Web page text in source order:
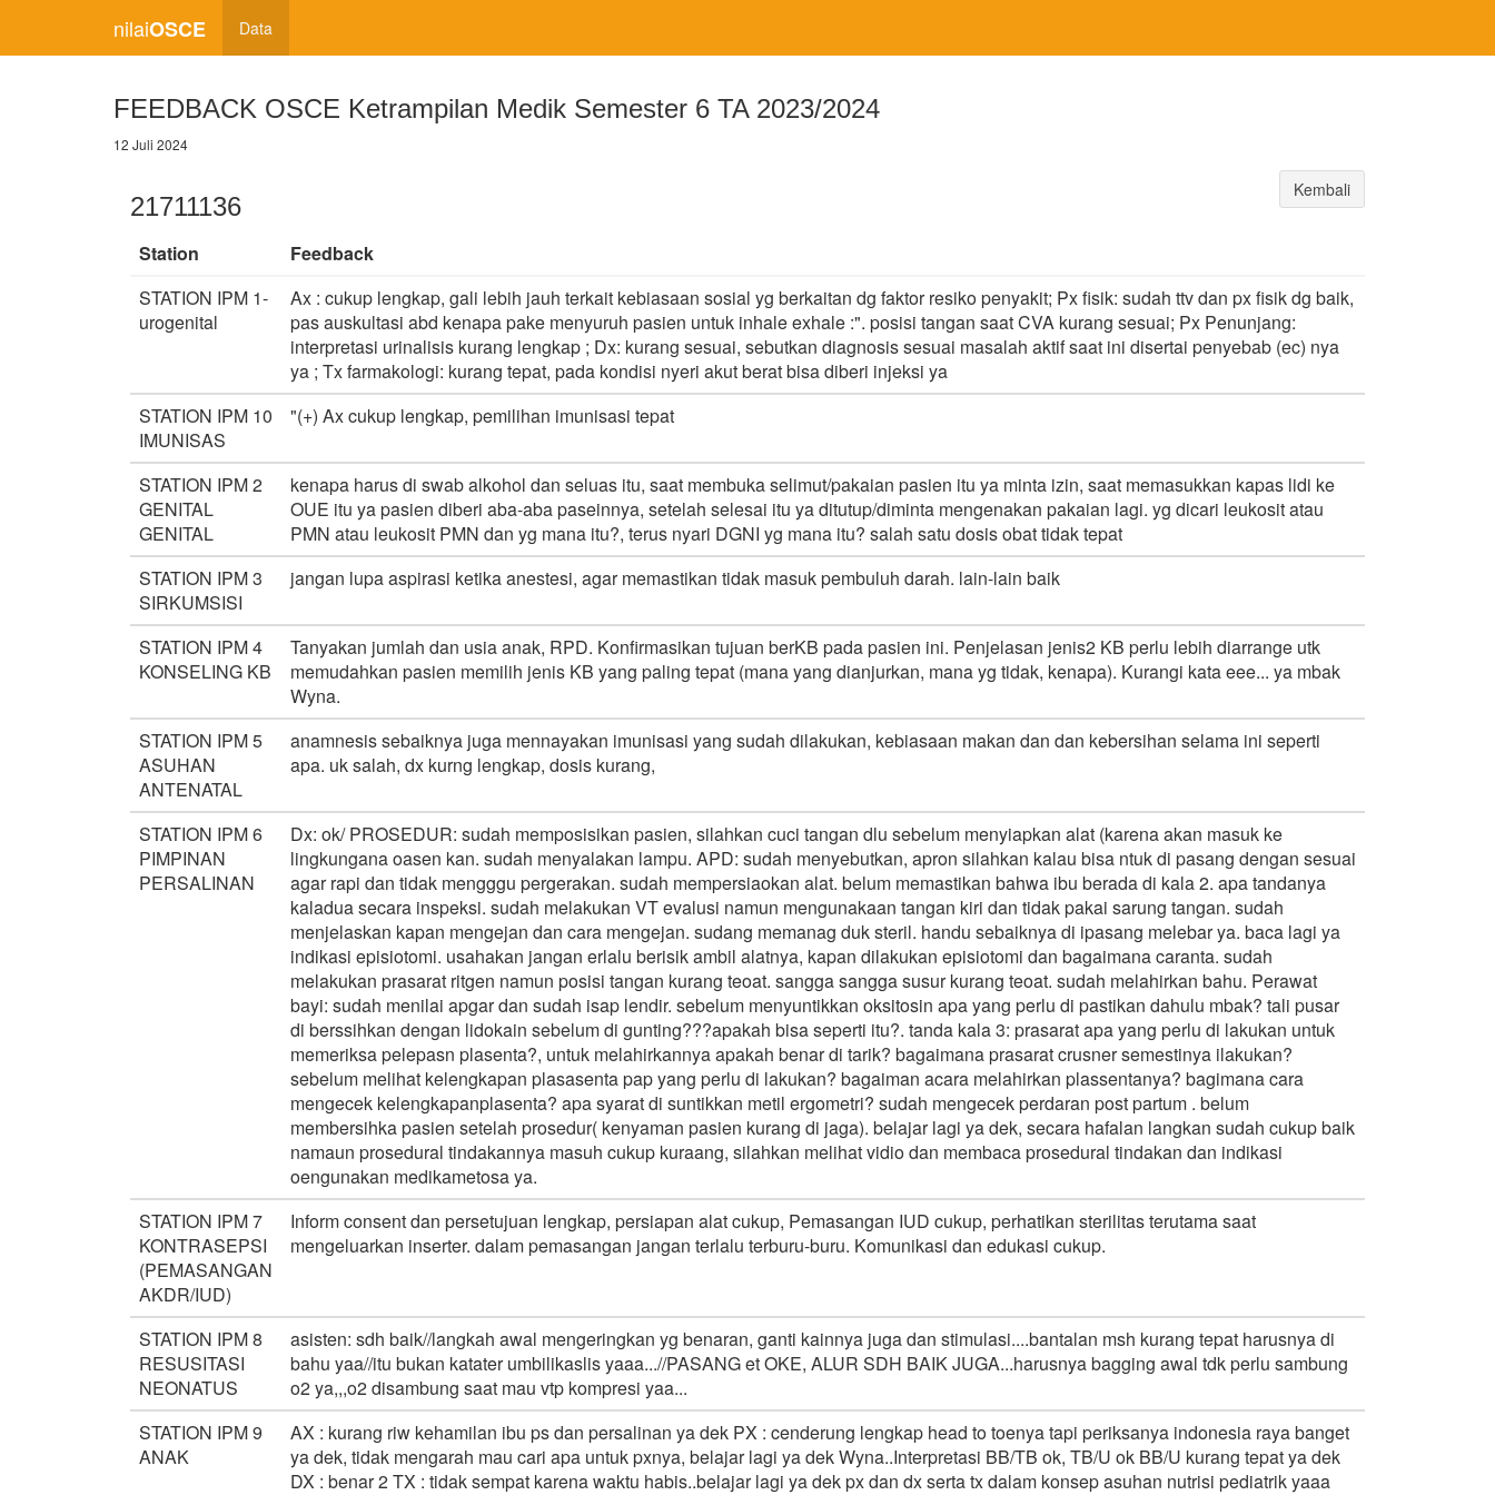
nilaiOSCE Data
FEEDBACK OSCE Ketrampilan Medik Semester 6 TA 2023/2024
12 Juli 2024
21711136
Kembali
Station
Feedback
STATION IPM 1-
urogenital
Ax : cukup lengkap, gali lebih jauh terkait kebiasaan sosial yg berkaitan dg faktor resiko penyakit; Px fisik: sudah ttv dan px fisik dg baik,
pas auskultasi abd kenapa pake menyuruh pasien untuk inhale exhale :". posisi tangan saat CVA kurang sesuai; Px Penunjang:
interpretasi urinalisis kurang lengkap ; Dx: kurang sesuai, sebutkan diagnosis sesuai masalah aktif saat ini disertai penyebab (ec) nya
ya ; Tx farmakologi: kurang tepat, pada kondisi nyeri akut berat bisa diberi injeksi ya
STATION IPM 10
IMUNISAS
"(+) Ax cukup lengkap, pemilihan imunisasi tepat
STATION IPM 2
GENITAL
GENITAL
kenapa harus di swab alkohol dan seluas itu, saat membuka selimut/pakaian pasien itu ya minta izin, saat memasukkan kapas lidi ke
OUE itu ya pasien diberi aba-aba paseinnya, setelah selesai itu ya ditutup/diminta mengenakan pakaian lagi. yg dicari leukosit atau
PMN atau leukosit PMN dan yg mana itu?, terus nyari DGNI yg mana itu? salah satu dosis obat tidak tepat
STATION IPM 3
SIRKUMSISI
jangan lupa aspirasi ketika anestesi, agar memastikan tidak masuk pembuluh darah. lain-lain baik
STATION IPM 4
KONSELING KB
Tanyakan jumlah dan usia anak, RPD. Konfirmasikan tujuan berKB pada pasien ini. Penjelasan jenis2 KB perlu lebih diarrange utk
memudahkan pasien memilih jenis KB yang paling tepat (mana yang dianjurkan, mana yg tidak, kenapa). Kurangi kata eee... ya mbak
Wyna.
STATION IPM 5
ASUHAN
ANTENATAL
anamnesis sebaiknya juga mennayakan imunisasi yang sudah dilakukan, kebiasaan makan dan dan kebersihan selama ini seperti
apa. uk salah, dx kurng lengkap, dosis kurang,
STATION IPM 6
PIMPINAN
PERSALINAN
Dx: ok/ PROSEDUR: sudah memposisikan pasien, silahkan cuci tangan dlu sebelum menyiapkan alat (karena akan masuk ke
lingkungana oasen kan. sudah menyalakan lampu. APD: sudah menyebutkan, apron silahkan kalau bisa ntuk di pasang dengan sesuai
agar rapi dan tidak mengggu pergerakan. sudah mempersiaokan alat. belum memastikan bahwa ibu berada di kala 2. apa tandanya
kaladua secara inspeksi. sudah melakukan VT evalusi namun mengunakaan tangan kiri dan tidak pakai sarung tangan. sudah
menjelaskan kapan mengejan dan cara mengejan. sudang memanag duk steril. handu sebaiknya di ipasang melebar ya. baca lagi ya
indikasi episiotomi. usahakan jangan erlalu berisik ambil alatnya, kapan dilakukan episiotomi dan bagaimana caranta. sudah
melakukan prasarat ritgen namun posisi tangan kurang teoat. sangga sangga susur kurang teoat. sudah melahirkan bahu. Perawat
bayi: sudah menilai apgar dan sudah isap lendir. sebelum menyuntikkan oksitosin apa yang perlu di pastikan dahulu mbak? tali pusar
di berssihkan dengan lidokain sebelum di gunting???apakah bisa seperti itu?. tanda kala 3: prasarat apa yang perlu di lakukan untuk
memeriksa pelepasn plasenta?, untuk melahirkannya apakah benar di tarik? bagaimana prasarat crusner semestinya ilakukan?
sebelum melihat kelengkapan plasasenta pap yang perlu di lakukan? bagaiman acara melahirkan plassentanya? bagimana cara
mengecek kelengkapanplasenta? apa syarat di suntikkan metil ergometri? sudah mengecek perdaran post partum . belum
membersihka pasien setelah prosedur( kenyaman pasien kurang di jaga). belajar lagi ya dek, secara hafalan langkan sudah cukup baik
namaun prosedural tindakannya masuh cukup kuraang, silahkan melihat vidio dan membaca prosedural tindakan dan indikasi
oengunakan medikametosa ya.
STATION IPM 7
KONTRASEPSI
(PEMASANGAN
AKDR/IUD)
Inform consent dan persetujuan lengkap, persiapan alat cukup, Pemasangan IUD cukup, perhatikan sterilitas terutama saat
mengeluarkan inserter. dalam pemasangan jangan terlalu terburu-buru. Komunikasi dan edukasi cukup.
STATION IPM 8
RESUSITASI
NEONATUS
asisten: sdh baik//langkah awal mengeringkan yg benaran, ganti kainnya juga dan stimulasi....bantalan msh kurang tepat harusnya di
bahu yaa//itu bukan katater umbilikaslis yaaa...//PASANG et OKE, ALUR SDH BAIK JUGA...harusnya bagging awal tdk perlu sambung
o2 ya,,,o2 disambung saat mau vtp kompresi yaa...
STATION IPM 9
ANAK
AX : kurang riw kehamilan ibu ps dan persalinan ya dek PX : cenderung lengkap head to toenya tapi periksanya indonesia raya banget
ya dek, tidak mengarah mau cari apa untuk pxnya, belajar lagi ya dek Wyna..Interpretasi BB/TB ok, TB/U ok BB/U kurang tepat ya dek
DX : benar 2 TX : tidak sempat karena waktu habis..belajar lagi ya dek px dan dx serta tx dalam konsep asuhan nutrisi pediatrik yaaa